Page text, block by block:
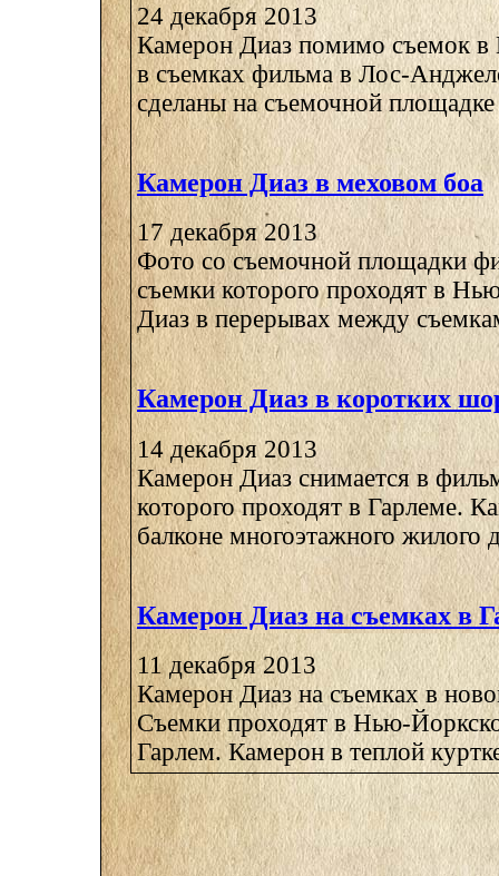
24 декабря 2013
Камерон Диаз помимо съемок в
в съемках фильма в Лос-
сделаны на съемочной
Камерон Диаз в меховом боа
17 декабря 2013
Фото со съемочной площадки
съемки которого проходят в
Диаз в перерывах между
Камерон Диаз в коротких
14 декабря 2013
Камерон Диаз снимается в
которого проходят в Гарлеме.
балконе многоэтажного жилого
Камерон Диаз на съемках в
11 декабря 2013
Камерон Диаз на съемках в
Съемки проходят в Нью-
Гарлем. Камерон в теплой